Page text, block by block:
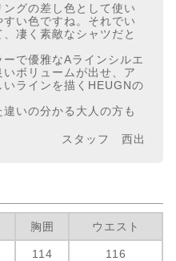
グの差し色として使い
い色ですね。それでい
凄く素敵なシャツだと
で優雅なAラインシルエ
ボリュームが出せ、ア
ラインを描くHEUGNの
いの分かる大人の方も
スタッフ 西出
胸囲 ウエスト
114 116